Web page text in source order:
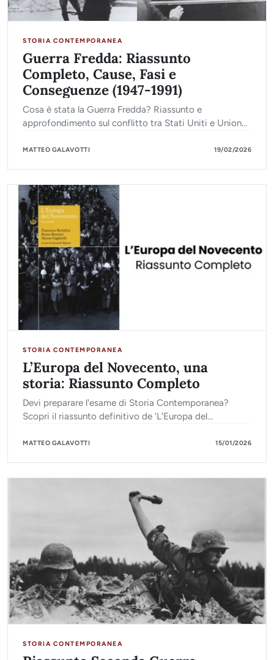
STORIA CONTEMPORANEA
Guerra Fredda: Riassunto
Completo, Cause, Fasi e
Conseguenze (1947-1991)
Cosa è stata la Guerra Fredda? Riassunto e
approfondimento sul conflitto tra Stati Uniti e Unione
MATTEO GALAVOTTI 19/02/2026
STORIA CONTEMPORANEA
L’Europa del Novecento, una
storia: Riassunto Completo
Devi preparare l'esame di Storia Contemporanea?
Scopri il riassunto definitivo de 'L'Europa del
crisi e integrazione europea dal 1900 a oggi.
MATTEO GALAVOTTI 15/01/2026
STORIA CONTEMPORANEA